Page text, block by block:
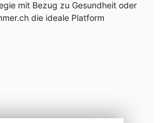
mit Bezug zu Gesundheit oder
die ideale Platform